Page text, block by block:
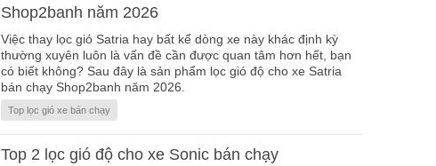
Shop2banh năm 2026
Việc thay lọc gió Satria hay bất kể dòng xe này khác định kỳ
thường xuyên luôn là vấn đề cần được quan tâm hơn hết, bạn
có biết không? Sau đây là sản phẩm lọc gió độ cho xe Satria
bán chạy Shop2banh năm 2026.
Top lọc gió xe bán chạy
Top 2 lọc gió độ cho xe Sonic bán chạy